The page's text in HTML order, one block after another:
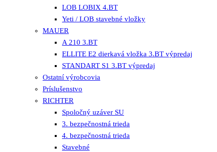
LOB LOBIX 4.BT
Yeti / LOB stavebné vložky
MAUER
A 210 3.BT
ELLITE E2 dierkavá vložka 3.BT výpredaj
STANDART S1 3.BT výpredaj
Ostatní výrobcovia
Príslušenstvo
RICHTER
Spoločný uzáver SU
3. bezpečnostná trieda
4. bezpečnostná trieda
Stavebné